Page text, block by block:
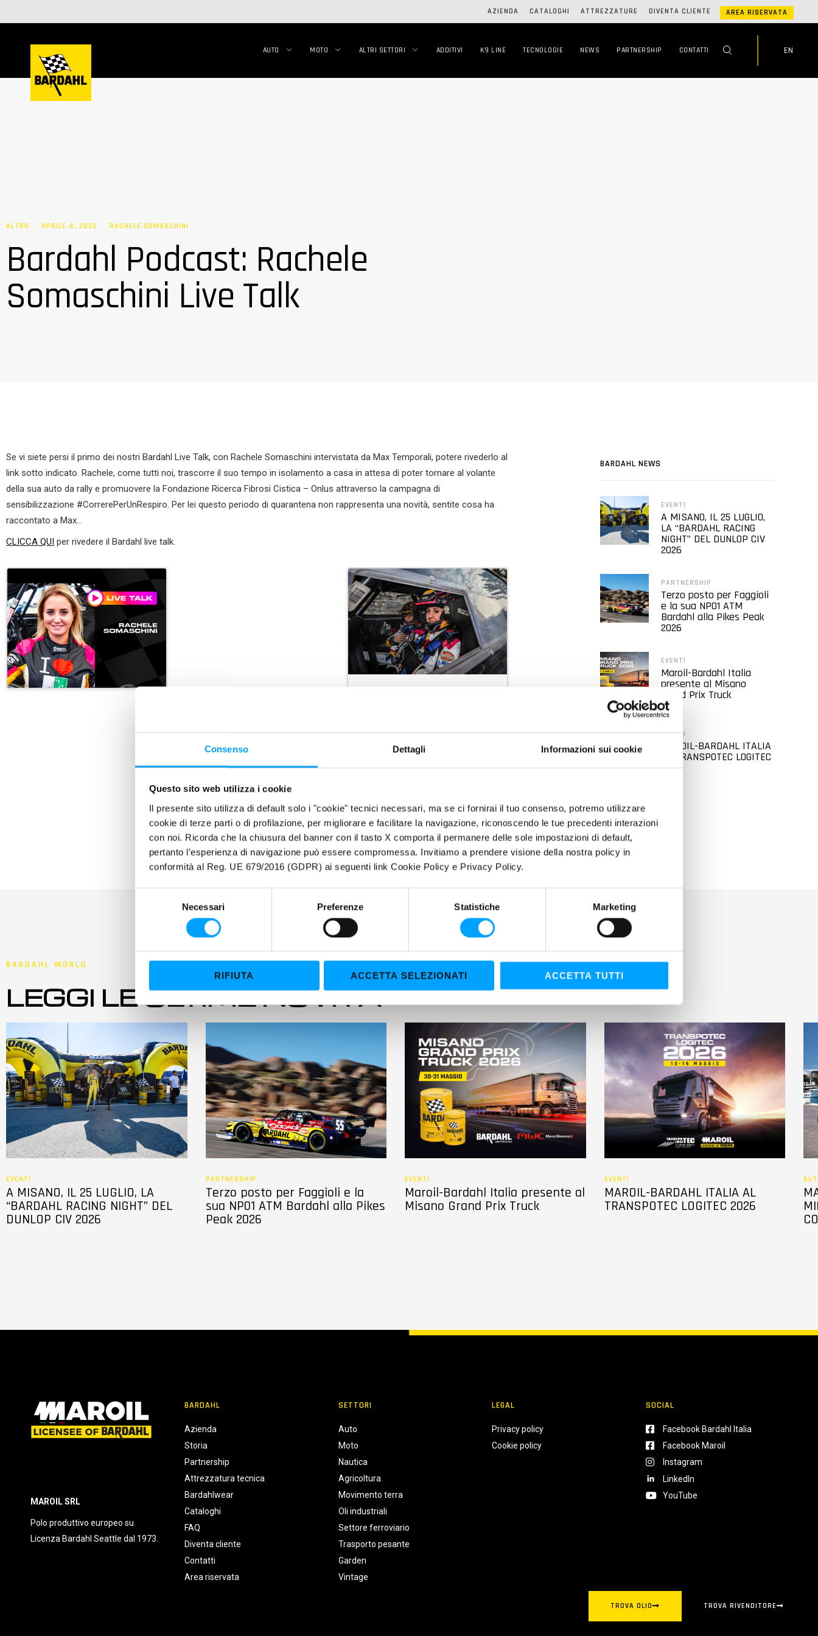
Consenso Dettagli Informazioni sui cookie
Questo sito web utilizza i cookie
Il presente sito utilizza di default solo i "cookie" tecnici necessari, ma se ci fornirai il tuo consenso, potremo utilizzare
cookie di terze parti o di profilazione, per migliorare e facilitare la navigazione, riconoscendo le tue precedenti interazioni
con noi. Ricorda che la chiusura del banner con il tasto X comporta il permanere delle sole impostazioni di default,
pertanto l’esperienza di navigazione può essere compromessa. Invitiamo a prendere visione della nostra policy in
conformità al Reg. UE 679/2016 (GDPR) ai seguenti link Cookie Policy e Privacy Policy.
z
n
d
l
c
o
n
s
e
n
s
Necessari Preferenze Statistiche Marketing
RIFIUTA ACCETTA SELEZIONATI ACCETTA TUTTI
AZIENDA CATALOGHI ATTREZZATURE DIVENTA CLIENTE AREA RISERVATA
AUTO MOTO ALTRI SETTORI ADDITIVI K9 LINE TECNOLOGIE NEWS PARTNERSHIP CONTATTI EN
ALTRO APRILE 4, 2020 RACHELE SOMASCHINI
Bardahl Podcast: Rachele
Somaschini Live Talk
Se vi siete persi il primo dei nostri Bardahl Live Talk, con Rachele Somaschini intervistata da Max Temporali, potere rivederlo al
link sotto indicato. Rachele, come tutti noi, trascorre il suo tempo in isolamento a casa in attesa di poter tornare al volante
della sua auto da rally e promuovere la Fondazione Ricerca Fibrosi Cistica – Onlus attraverso la campagna di
sensibilizzazione #CorrerePerUnRespiro. Per lei questo periodo di quarantena non rappresenta una novità, sentite cosa ha
raccontato a Max…
CLICCA QUI per rivedere il Bardahl live talk.
BARDAHL NEWS
EVENTI
A MISANO, IL 25 LUGLIO,
LA “BARDAHL RACING
NIGHT” DEL DUNLOP CIV
2026
PARTNERSHIP
Terzo posto per Faggioli
e la sua NP01 ATM
Bardahl alla Pikes Peak
2026
EVENTI
Maroil-Bardahl Italia
presente al Misano
Grand Prix Truck
EVENTI
MAROIL-BARDAHL ITALIA
AL TRANSPOTEC LOGITEC
2026
BARDAHL WORLD
LEGGI LE ULTIME NOVITÀ
EVENTI
A MISANO, IL 25 LUGLIO, LA
“BARDAHL RACING NIGHT” DEL
DUNLOP CIV 2026
PARTNERSHIP
Terzo posto per Faggioli e la
sua NP01 ATM Bardahl alla Pikes
Peak 2026
EVENTI
Maroil-Bardahl Italia presente al
Misano Grand Prix Truck
EVENTI
MAROIL-BARDAHL ITALIA AL
TRANSPOTEC LOGITEC 2026
MAROIL SRL
Polo produttivo europeo su
Licenza Bardahl Seattle dal 1973.
BARDAHL
Azienda
Storia
Partnership
Attrezzatura tecnica
Bardahlwear
Cataloghi
FAQ
Diventa cliente
Contatti
Area riservata
SETTORI
Auto
Moto
Nautica
Agricoltura
Movimento terra
Oli industriali
Settore ferroviario
Trasporto pesante
Garden
Vintage
LEGAL
Privacy policy
Cookie policy
SOCIAL
Facebook Bardahl Italia
Facebook Maroil
Instagram
LinkedIn
YouTube
TROVA OLIO TROVA RIVENDITORE